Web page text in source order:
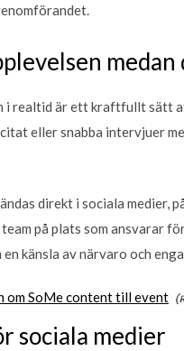
medan
i realtid är ett kraftfullt sätt
eller snabba intervjuer
direkt i sociala
på plats som ansvarar
känsla av närvaro och
om SoMe content till event
sociala medier